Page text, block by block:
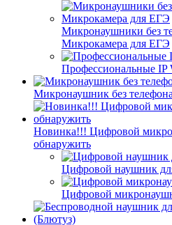
Микронаушники без
Микрокамера для ЕГЭ
Профессиональные
Микронаушник без
Новинка!!! Цифровой
обнаружить
Цифровой наушник
Цифровой